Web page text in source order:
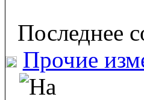
Последнее
Прочие